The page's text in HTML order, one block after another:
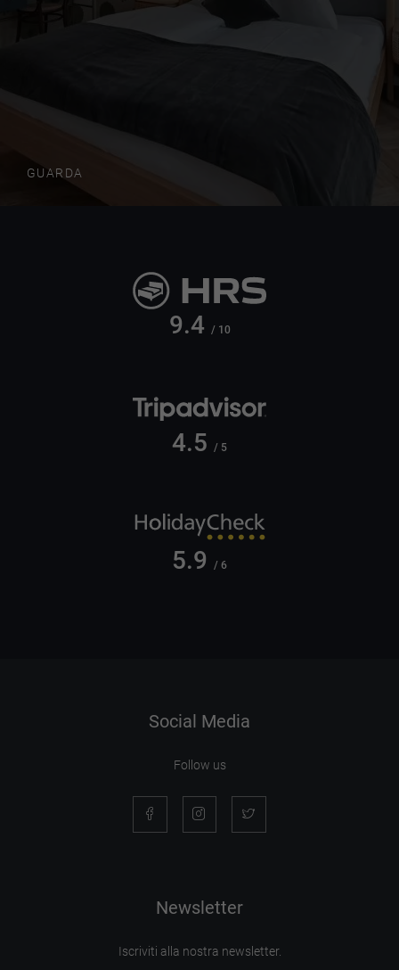
GUARDA
9.4 / 10
4.5 / 5
5.9 / 6
Social Media
Follow us
Newsletter
Iscriviti alla nostra newsletter.